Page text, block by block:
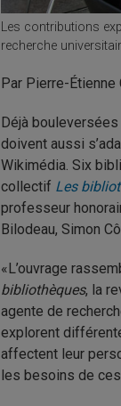
Les contributions
recherche
Par Pierre-Étienne
Déjà
doivent aussi
Wikimédia. Six
collectif Les
professeur
Bilodeau, Simon
«L’ouvrage
bibliothèques, la
agente de
explorent
affectent leur
les besoins de ces